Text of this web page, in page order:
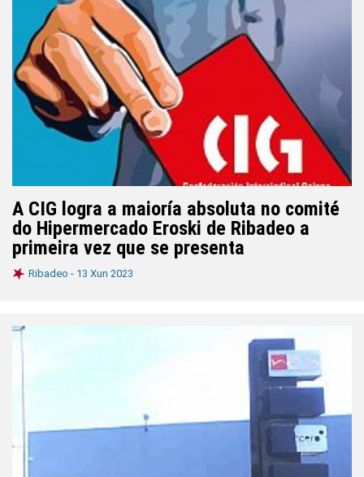
A CIG logra a maioría absoluta no comité
do Hipermercado Eroski de Ribadeo a
primeira vez que se presenta
Ribadeo - 13 Xun 2023